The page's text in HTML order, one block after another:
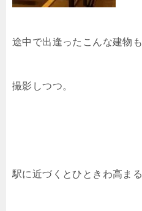
途中で出逢ったこんな建物も
撮影しつつ。
駅に近づくとひときわ高まる